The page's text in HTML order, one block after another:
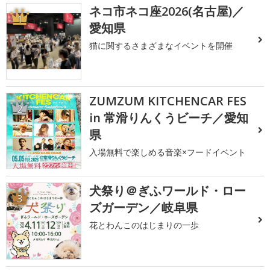
1
ネコ市ネコ座2026(名古屋)／
愛知県
猫に関するさまざまなイベントを開催
2
ZUMZUM KITCHENCAR FES
in 常滑りんくうビーチ／愛知
県
入場無料で楽しめる音楽×フードイベント
3
犬祭り＠ぎふワールド・ロー
ズガーデン／岐阜県
花とわんこのはじまりの一歩